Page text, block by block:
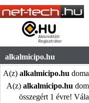
alkalmicipo.hu
A(z) alkalmicipo.hu
A(z) alkalmicipo.hu
összegért 1 évre!